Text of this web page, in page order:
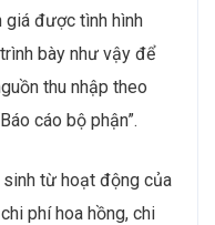
được tình hình
bày như vậy để
thu nhập theo
cáo bộ phận”.
từ hoạt động của
phí hoa hồng, chi